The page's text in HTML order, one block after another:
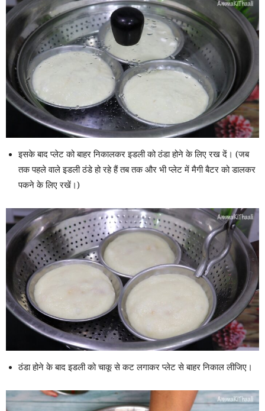
इसके बाद प्लेट को बाहर निकालकर इडली को ठंडा होने के लिए रख दें। (जब
तक पहले वाले इडली ठंडे हो रहे हैं तब तक और भी प्लेट में मैगी बैटर को डालकर
पकने के लिए रखें।)
ठंडा होने के बाद इडली को चाकू से कट लगाकर प्लेट से बाहर निकाल लीजिए।